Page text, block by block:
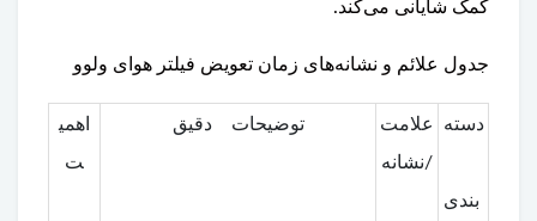
کمک شایانی می‌کند.
جدول علائم و نشانه‌های زمان تعویض فیلتر هوای ولوو
دسته
بندی
علامت
/نشانه
توضیحات دقیق
اهمی
ت